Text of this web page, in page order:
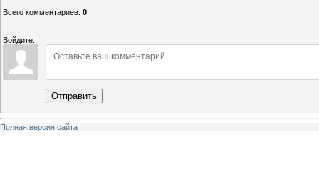
Всего комментариев: 0
Войдите:
Отправить
Полная версия сайта